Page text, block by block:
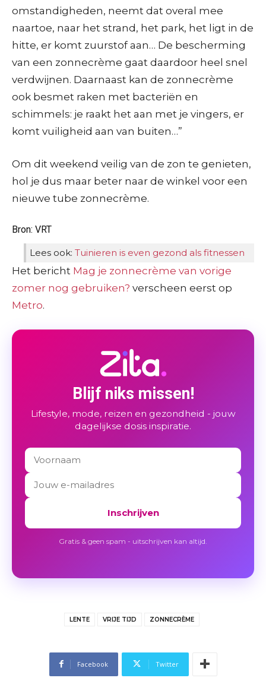
omstandigheden, neemt dat overal mee
naartoe, naar het strand, het park, het ligt in de
hitte, er komt zuurstof aan… De bescherming
van een zonnecrème gaat daardoor heel snel
verdwijnen. Daarnaast kan de zonnecrème
ook besmet raken met bacteriën en
schimmels: je raakt het aan met je vingers, er
komt vuiligheid aan van buiten…”
Om dit weekend veilig van de zon te genieten,
hol je dus maar beter naar de winkel voor een
nieuwe tube zonnecrème.
Bron: VRT
Lees ook: Tuinieren is even gezond als fitnessen
Het bericht Mag je zonnecrème van vorige
zomer nog gebruiken? verscheen eerst op
Metro.
Blijf niks missen!
Lifestyle, mode, reizen en gezondheid - jouw
dagelijkse dosis inspiratie.
Inschrijven
Gratis & geen spam - uitschrijven kan altijd.
LENTE VRIJE TIJD ZONNECRÈME
Facebook Twitter